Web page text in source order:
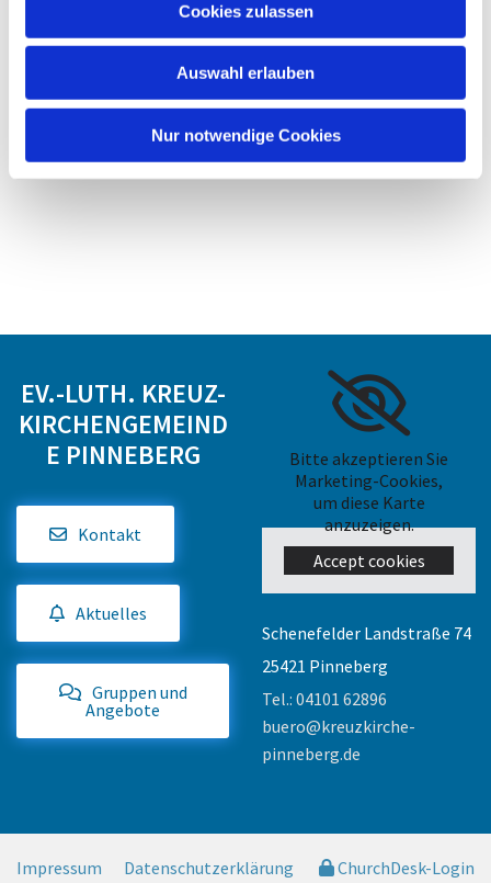
Cookies zulassen
Auswahl erlauben
Nur notwendige Cookies
EV.-LUTH. KREUZ-
KIRCHENGEMEIND
E PINNEBERG
Kontakt
Aktuelles
Gruppen und
Angebote
Bitte akzeptieren Sie
Marketing-Cookies,
um diese Karte
anzuzeigen.
Accept cookies
Schenefelder Landstraße 74
25421 Pinneberg
Tel.: 04101 62896
buero@kreuzkirche-
pinneberg.de
Impressum Datenschutzerklärung ChurchDesk-Login